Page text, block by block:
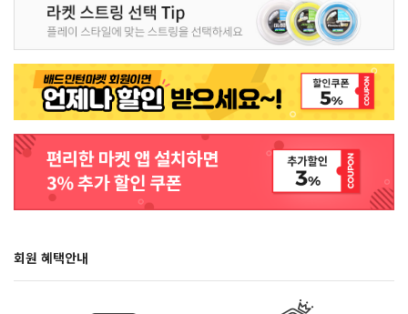
회원 혜택안내